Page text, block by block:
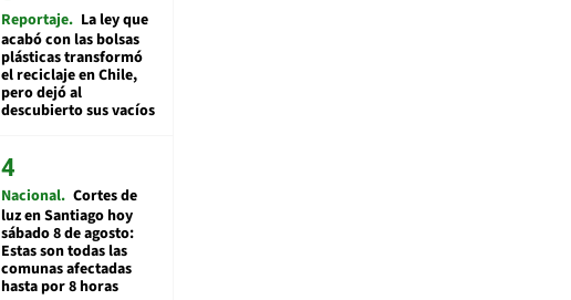
Reportaje La ley que
acabó con las bolsas
plásticas transformó
el reciclaje en Chile,
pero dejó al
descubierto sus vacíos
Nacional Cortes de
luz en Santiago hoy
sábado 8 de agosto:
Estas son todas las
comunas afectadas
hasta por 8 horas